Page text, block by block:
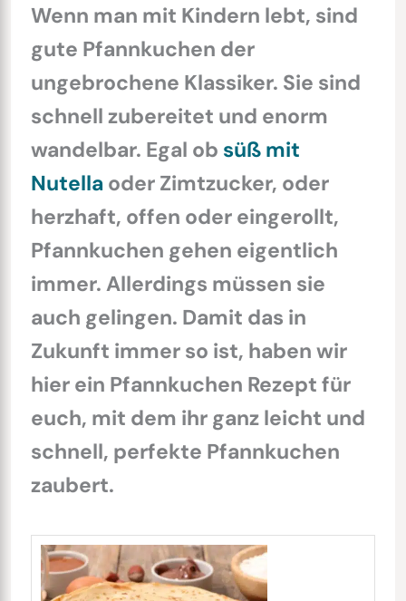
Wenn man mit Kindern lebt, sind
gute Pfannkuchen der
ungebrochene Klassiker. Sie sind
schnell zubereitet und enorm
wandelbar. Egal ob süß mit
Nutellaoder Zimtzucker, oder
herzhaft, offen oder eingerollt,
Pfannkuchen gehen eigentlich
immer. Allerdings müssen sie
auch gelingen. Damit das in
Zukunft immer so ist, haben wir
hier ein Pfannkuchen Rezept für
euch, mit dem ihr ganz leicht und
schnell, perfekte Pfannkuchen
zaubert.